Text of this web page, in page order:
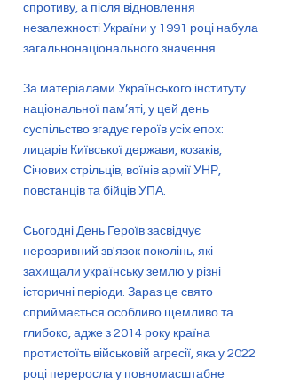
спротиву, а після відновлення
незалежності України у 1991 році набула
загальнонаціонального значення.
За матеріалами Українського інституту
національної пам’яті, у цей день
суспільство згадує героїв усіх епох:
лицарів Київської держави, козаків,
Січових стрільців, воїнів армії УНР,
повстанців та бійців УПА.
Сьогодні День Героїв засвідчує
нерозривний зв'язок поколінь, які
захищали українську землю у різні
історичні періоди. Зараз це свято
сприймається особливо щемливо та
глибоко, адже з 2014 року країна
протистоїть військовій агресії, яка у 2022
році переросла у повномасштабне